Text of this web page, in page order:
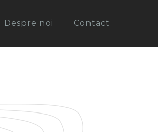
Despre noi Contact